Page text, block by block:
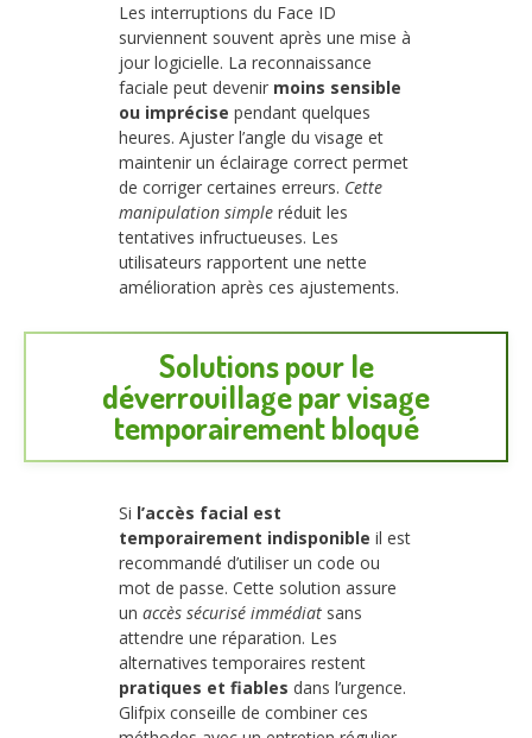
Les interruptions du Face ID
surviennent souvent après une mise à
jour logicielle. La reconnaissance
faciale peut devenir moins sensible
ou imprécise pendant quelques
heures. Ajuster l’angle du visage et
maintenir un éclairage correct permet
de corriger certaines erreurs. Cette
manipulation simple réduit les
tentatives infructueuses. Les
utilisateurs rapportent une nette
amélioration après ces ajustements.
Solutions pour le
déverrouillage par visage
temporairement bloqué
Si l’accès facial est
temporairement indisponible il est
recommandé d’utiliser un code ou
mot de passe. Cette solution assure
un accès sécurisé immédiat sans
attendre une réparation. Les
alternatives temporaires restent
pratiques et fiables dans l’urgence.
Glifpix conseille de combiner ces